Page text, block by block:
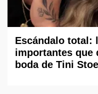
Escándalo total:
importantes que
boda de Tini